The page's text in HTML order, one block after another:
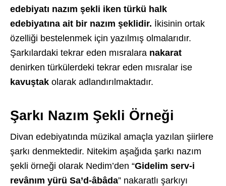
edebiyatı nazım şekli iken türkü halk
edebiyatına ait bir nazım şeklidir. İkisinin ortak
özelliği bestelenmek için yazılmış olmalarıdır.
Şarkılardaki tekrar eden mısralara nakarat
denirken türkülerdeki tekrar eden mısralar ise
kavuştak olarak adlandırılmaktadır.
Şarkı Nazım Şekli Örneği
Divan edebiyatında müzikal amaçla yazılan şiirlere
şarkı denmektedir. Nitekim aşağıda şarkı nazım
şekli örneği olarak Nedim’den “Gidelim serv-i
revânım yürü Sa’d-âbâda” nakaratlı şarkıyı